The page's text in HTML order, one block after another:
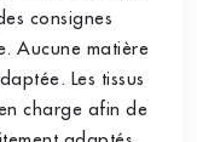
consignes
Aucune matière
Les tissus
charge afin de